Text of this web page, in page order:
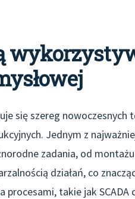
się szereg nowoczesnych
Jednym z
zadania, od
działań, co
takie jak SCADA